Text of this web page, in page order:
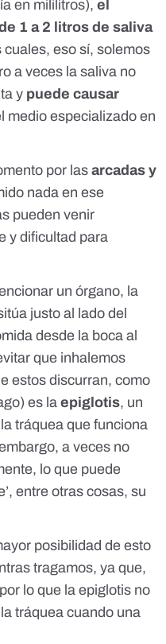
en mililitros), el
1 a 2 litros de saliva
cuales, eso sí, solemos
a veces la saliva no
y puede causar
medio especializado en
por las arcadas y
nada en ese
pueden venir
y dificultad para
un órgano, la
justo al lado del
desde la boca al
que inhalemos
estos discurran, como
es la epiglotis, un
tráquea que funciona
a veces no
lo que puede
entre otras cosas, su
posibilidad de esto
tragamos, ya que,
lo que la epiglotis no
tráquea cuando una